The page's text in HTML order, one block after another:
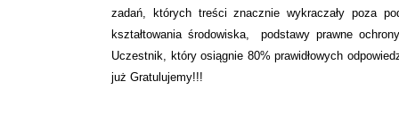
zadań, których treści znacznie wykraczały poza
kształtowania środowiska, podstawy prawne
Uczestnik, który osiągnie 80% prawidłowych
już Gratulujemy!!!